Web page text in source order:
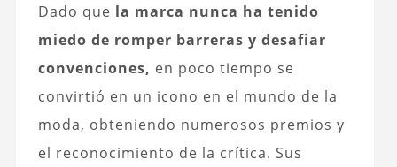
Dado que la marca nunca ha tenido
miedo de romper barreras y desafiar
convenciones, en poco tiempo se
convirtió en un icono en el mundo de la
moda, obteniendo numerosos premios y
el reconocimiento de la crítica. Sus